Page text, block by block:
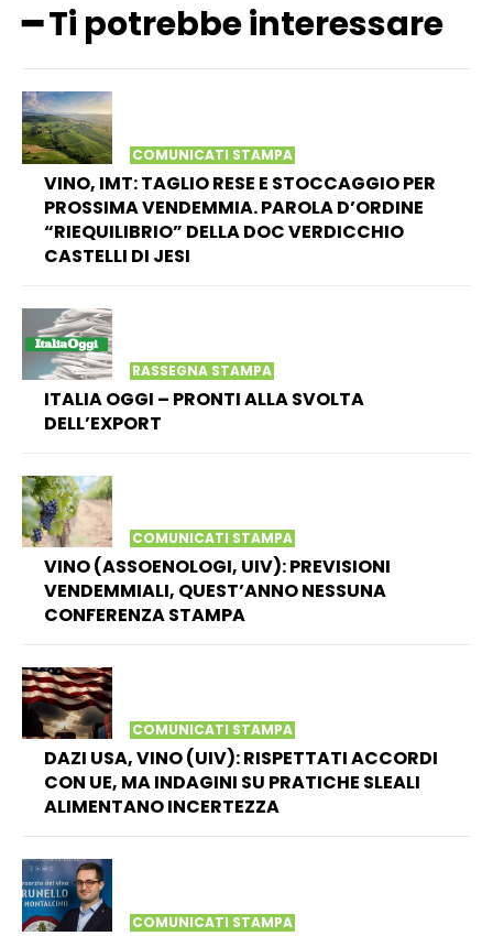
━ Ti potrebbe interessare
COMUNICATI STAMPA
VINO, IMT: TAGLIO RESE E STOCCAGGIO PER
PROSSIMA VENDEMMIA. PAROLA D’ORDINE
“RIEQUILIBRIO” DELLA DOC VERDICCHIO
CASTELLI DI JESI
RASSEGNA STAMPA
ITALIA OGGI – PRONTI ALLA SVOLTA
DELL’EXPORT
COMUNICATI STAMPA
VINO (ASSOENOLOGI, UIV): PREVISIONI
VENDEMMIALI, QUEST’ANNO NESSUNA
CONFERENZA STAMPA
COMUNICATI STAMPA
DAZI USA, VINO (UIV): RISPETTATI ACCORDI
CON UE, MA INDAGINI SU PRATICHE SLEALI
ALIMENTANO INCERTEZZA
COMUNICATI STAMPA